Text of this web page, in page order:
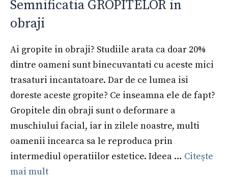
Semnificatia GROPITELOR in
obraji
Ai gropite in obraji? Studiile arata ca doar 20%
dintre oameni sunt binecuvantati cu aceste mici
trasaturi incantatoare. Dar de ce lumea isi
doreste aceste gropite? Ce inseamna ele de fapt?
Gropitele din obraji sunt o deformare a
muschiului facial, iar in zilele noastre, multi
oamenii incearca sa le reproduca prin
intermediul operatiilor estetice. Ideea … Citește
mai mult